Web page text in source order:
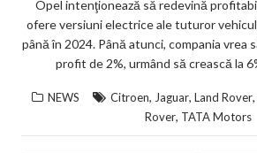
Opel intenţionează să redevină
ofere versiuni electrice ale tuturor
până în 2024. Până atunci, compania vrea
profit de 2%, urmând să crească la
NEWS Citroen, Jaguar, Land Rover,
Rover, TATA Motors